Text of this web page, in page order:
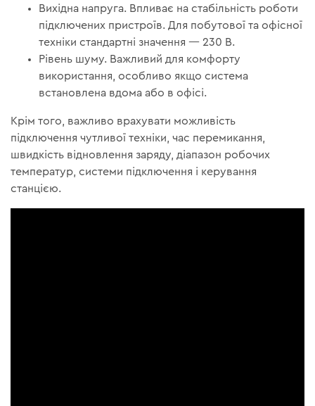
Вихідна напруга. Впливає на стабільність роботи
підключених пристроїв. Для побутової та офісної
техніки стандартні значення — 230 В.
Рівень шуму. Важливий для комфорту
використання, особливо якщо система
встановлена вдома або в офісі.
Крім того, важливо врахувати можливість
підключення чутливої техніки, час перемикання,
швидкість відновлення заряду, діапазон робочих
температур, системи підключення і керування
станцією.